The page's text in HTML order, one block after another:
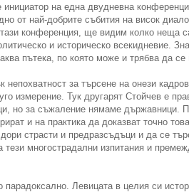
на една двудневна
от най-добрите събития на висок
конференция, ще видим колко неща
и историческо всекидневие.
пътека, по която може и трябва да се
за търсене на онези
измерение. Тук другарят Стойчев е
но за съжаление нямаме държавници.
и на практика да доказват точно
страсти и предразсъдъци и да се
многострадални изпитания и
Левицата в целия си